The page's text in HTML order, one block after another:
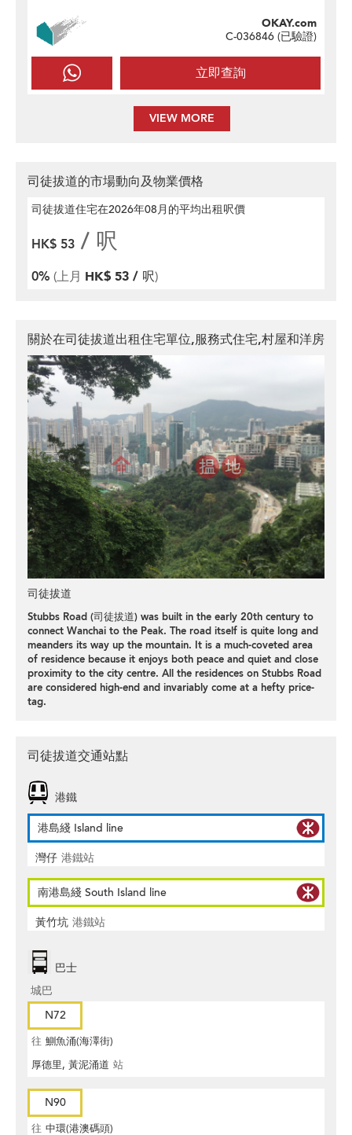
立即查詢
OKAY.com
C-036846 (已驗證)
VIEW MORE
司徒拔道的市場動向及物業價格
司徒拔道住宅在2026年08月 的平均出租呎價
HK$ 53 / 呎
0% (上月 HK$ 53 / 呎)
關於在司徒拔道出租住宅單位,服務式住宅,村屋和洋房
司徒拔道
Stubbs Road (司徒拔道) was built in the early 20th century to
connect Wanchai to the Peak. The road itself is quite long and
meanders its way up the mountain. It is a much-coveted area
of residence because it enjoys both peace and quiet and close
proximity to the city centre. All the residences on Stubbs Road
are considered high-end and invariably come at a hefty price-
tag.
司徒拔道交通站點
港鐵
港島綫 Island line
灣仔 港鐵站
南港島綫 South Island line
黃竹坑 港鐵站
巴士
城巴
N72
往 鰂魚涌(海澤街)
厚德里, 黃泥涌道 站
N90
往 中環(港澳碼頭)